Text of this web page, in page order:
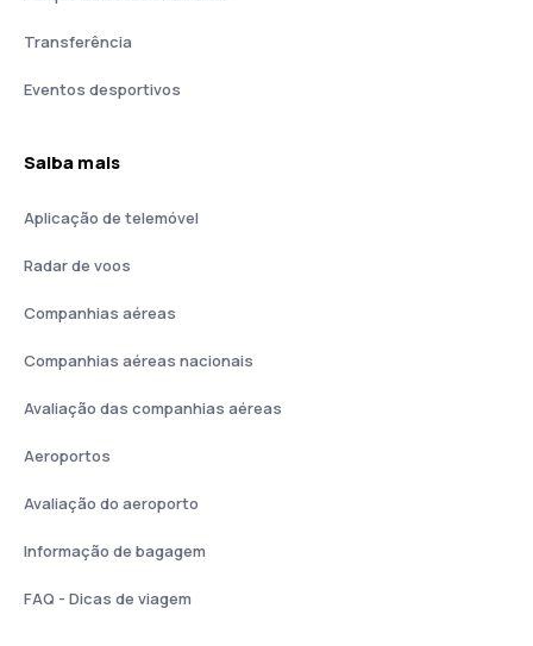
Transferência
Eventos desportivos
Saiba mais
Aplicação de telemóvel
Radar de voos
Companhias aéreas
Companhias aéreas nacionais
Avaliação das companhias aéreas
Aeroportos
Avaliação do aeroporto
Informação de bagagem
FAQ - Dicas de viagem